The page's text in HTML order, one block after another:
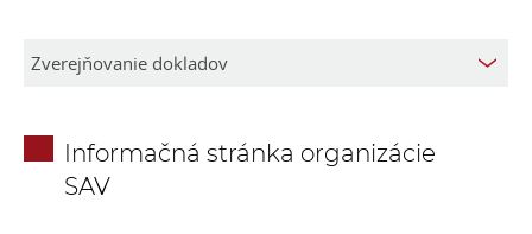
Informačná stránka organizácie
SAV